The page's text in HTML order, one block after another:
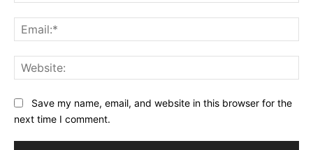
Save my name, email, and website in this browser for the
next time I comment.